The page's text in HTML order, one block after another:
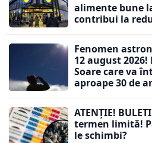
alimente bune
contribui la
Fenomen
12 august
Soare care va
aproape 30 de
ATENȚIE!
termen limită!
le schimbi?